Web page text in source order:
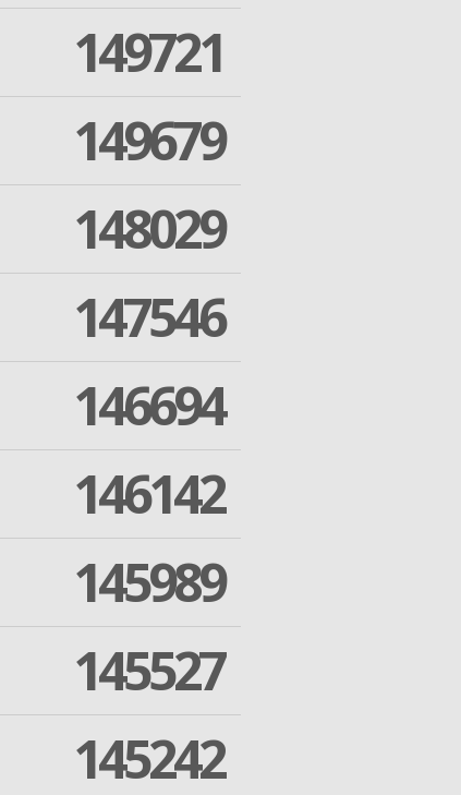
149721
149679
148029
147546
146694
146142
145989
145527
145242